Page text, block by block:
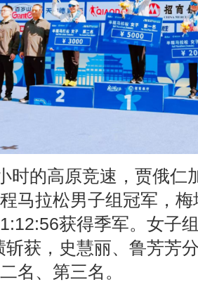
时的高原竞速，贾俄仁
马拉松男子组冠军，
获得季军。女子
斩获，史慧丽、鲁芳芳
名、第三名。